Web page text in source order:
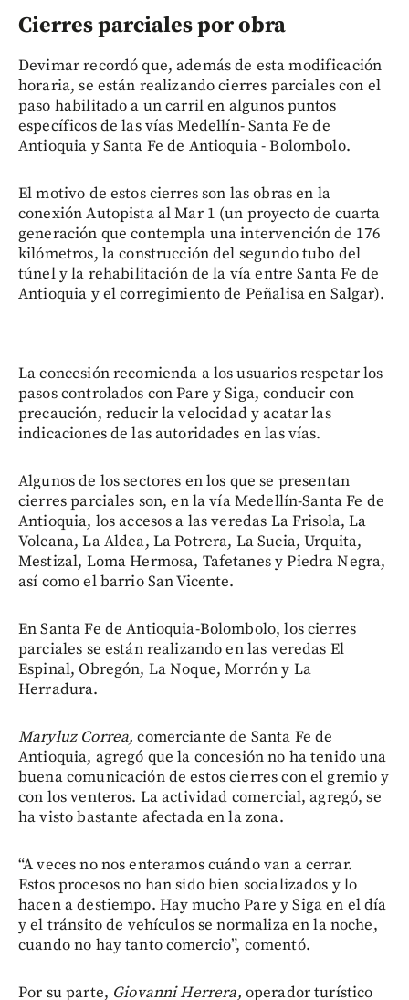
Cierres parciales por obra
Devimar recordó que, además de esta modificación
horaria, se están realizando cierres parciales con el
paso habilitado a un carril en algunos puntos
específicos de las vías Medellín- Santa Fe de
Antioquia y Santa Fe de Antioquia - Bolombolo.
El motivo de estos cierres son las obras en la
conexión Autopista al Mar 1 (un proyecto de cuarta
generación que contempla una intervención de 176
kilómetros, la construcción del segundo tubo del
túnel y la rehabilitación de la vía entre Santa Fe de
Antioquia y el corregimiento de Peñalisa en Salgar).
La concesión recomienda a los usuarios respetar los
pasos controlados con Pare y Siga, conducir con
precaución, reducir la velocidad y acatar las
indicaciones de las autoridades en las vías.
Algunos de los sectores en los que se presentan
cierres parciales son, en la vía Medellín-Santa Fe de
Antioquia, los accesos a las veredas La Frisola, La
Volcana, La Aldea, La Potrera, La Sucia, Urquita,
Mestizal, Loma Hermosa, Tafetanes y Piedra Negra,
así como el barrio San Vicente.
En Santa Fe de Antioquia-Bolombolo, los cierres
parciales se están realizando en las veredas El
Espinal, Obregón, La Noque, Morrón y La
Herradura.
Maryluz Correa,comerciante de Santa Fe de
Antioquia, agregó que la concesión no ha tenido una
buena comunicación de estos cierres con el gremio y
con los venteros. La actividad comercial, agregó, se
ha visto bastante afectada en la zona.
“A veces no nos enteramos cuándo van a cerrar.
Estos procesos no han sido bien socializados y lo
hacen a destiempo. Hay mucho Pare y Siga en el día
y el tránsito de vehículos se normaliza en la noche,
cuando no hay tanto comercio”, comentó.
Por su parte, Giovanni Herrera, operador turístico